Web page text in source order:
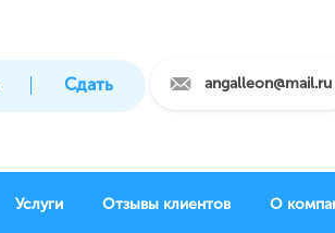
angalleon@mail.ru
Сдать
Услуги Отзывы клиентов О